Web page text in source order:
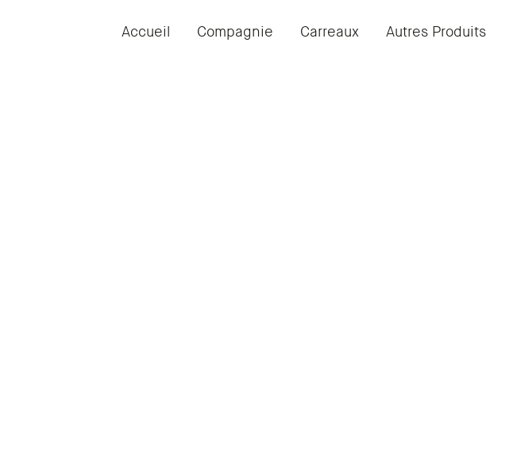
Accueil Compagnie Carreaux Autres Produits